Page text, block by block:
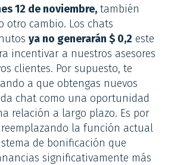
12 de noviembre, también
otro cambio. Los chats
ya no generarán $ 0,2 este
incentivar a nuestros asesores
clientes. Por supuesto, te
a que obtengas nuevos
chat como una oportunidad
relación a largo plazo. Es por
reemplazando la función actual
de bonificación que
significativamente más